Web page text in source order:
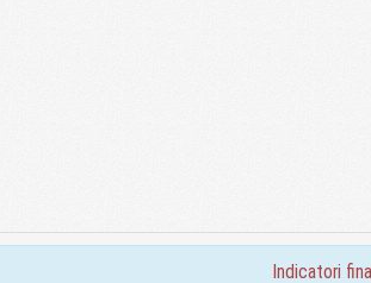
indicatori